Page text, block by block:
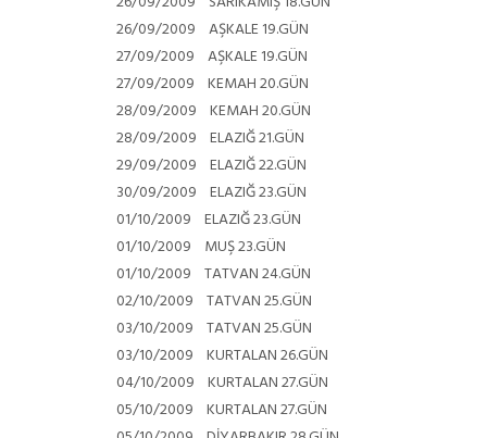
26/09/2009 AŞKALE 19.GÜN
27/09/2009 AŞKALE 19.GÜN
27/09/2009 KEMAH20.GÜN
28/09/2009 KEMAH20.GÜN
28/09/2009 ELAZIĞ21.GÜN
29/09/2009 ELAZIĞ22.GÜN
30/09/2009 ELAZIĞ23.GÜN
01/10/2009 ELAZIĞ23.GÜN
01/10/2009 MUŞ23.GÜN
01/10/2009 TATVAN24.GÜN
02/10/2009 TATVAN25.GÜN
03/10/2009 TATVAN25.GÜN
03/10/2009 KURTALAN26.GÜN
04/10/2009 KURTALAN27.GÜN
05/10/2009 KURTALAN27.GÜN